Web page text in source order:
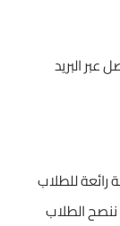
البريد
رائعة للطلاب
الطلاب